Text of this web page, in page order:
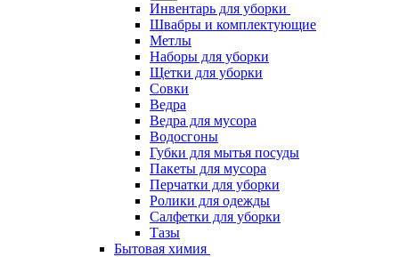
Инвентарь для уборки
Швабры и комплектующие
Метлы
Наборы для уборки
Щетки для уборки
Совки
Ведра
Ведра для мусора
Водосгоны
Губки для мытья посуды
Пакеты для мусора
Перчатки для уборки
Ролики для одежды
Салфетки для уборки
Тазы
Бытовая химия